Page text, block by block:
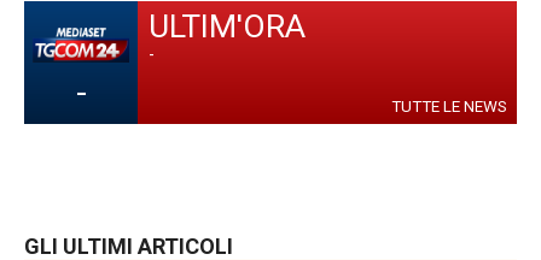
-
ULTIM'ORA
-
TUTTE LE NEWS
GLI ULTIMI ARTICOLI